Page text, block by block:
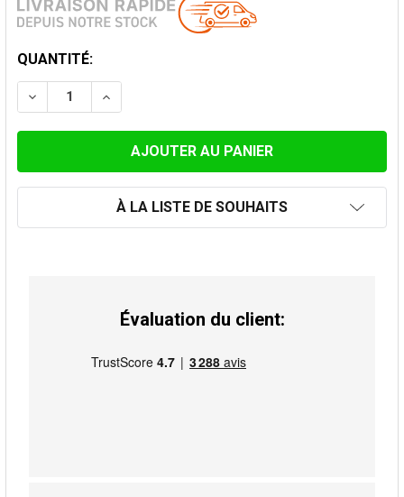
STOCK
ACTUEL:
QUANTITÉ:
DIMINUER LA QUANTITÉ DE PIÈCE D'ÉCOULEMENT
AUGMENTER LA QUANTITÉ DE PIÈCE
À LA LISTE DE SOUHAITS
Évaluation du client: